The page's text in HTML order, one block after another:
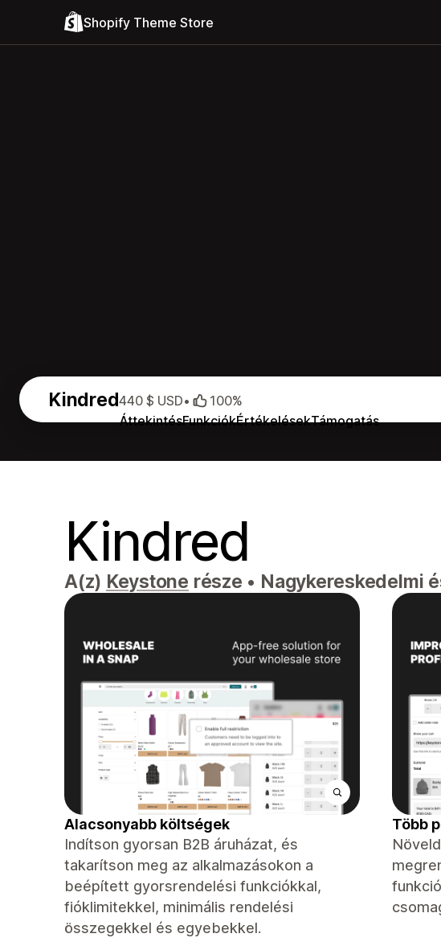
Shopify Theme Store
Kindred
ÁttekintésFunkciókÉrtékelésekTámogatás
440 $ USD• 100%
Kindred
A(z) Keystone része • Nagykereskedelmi
Alacsonyabb költségek
Indítson gyorsan B2B áruházat, és
takarítson meg az alkalmazásokon a
beépített gyorsrendelési funkciókkal,
fióklimitekkel, minimális rendelési
összegekkel és egyebekkel.
Több